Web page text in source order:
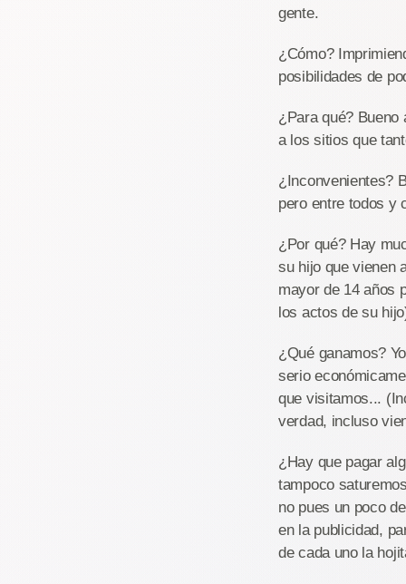
gente.
¿Cómo?
posibilidades de
¿Para qué?
a los sitios que
¿Inconvenientes?
pero entre todos y
¿Por qué? Hay
su hijo que vienen
mayor de 14 años
los actos de su
¿Qué ganamos?
serio
que visitamos...
verdad, incluso
¿Hay que pagar
tampoco
no pues un poco
en la publicidad,
de cada uno la